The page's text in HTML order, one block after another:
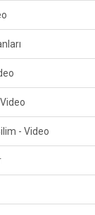
Video
- Video